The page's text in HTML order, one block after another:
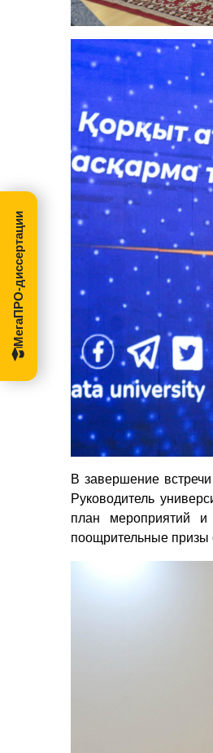
В завершение
Руководитель
план мероприятий
поощрительные призы
МегаПРО-диссертации